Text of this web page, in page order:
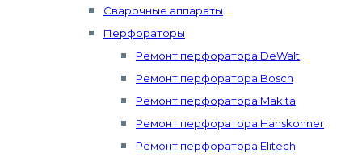
Сварочные аппараты
Перфораторы
Ремонт перфоратора DeWalt
Ремонт перфоратора Bosch
Ремонт перфоратора Makita
Ремонт перфоратора Hanskonner
Ремонт перфоратора Elitech